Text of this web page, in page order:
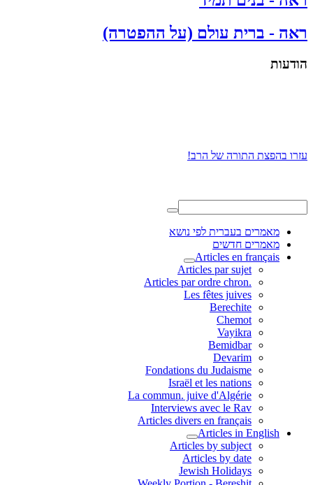
ראה - ברית עולם (על ההפטרה)
הודעות
עזרו בהפצת התורה של הרב!
מאמרים בעברית לפי נושא
מאמרים חדשים
Articles en français
Articles par sujet
.Articles par ordre chron
Les fêtes juives
Berechite
Chemot
Vayikra
Bemidbar
Devarim
Fondations du Judaisme
Israël et les nations
La commun. juive d'Algérie
Interviews avec le Rav
Articles divers en français
Articles in English
Articles by subject
Articles by date
Jewish Holidays